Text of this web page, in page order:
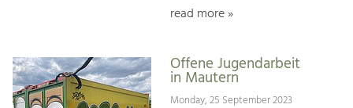
read more »
Offene Jugendarbeit
in Mautern
Monday, 25 September 2023